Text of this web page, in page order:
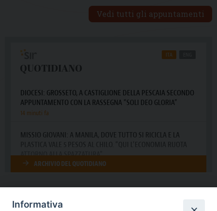
Vedi tutti gli appuntamenti
Informativa